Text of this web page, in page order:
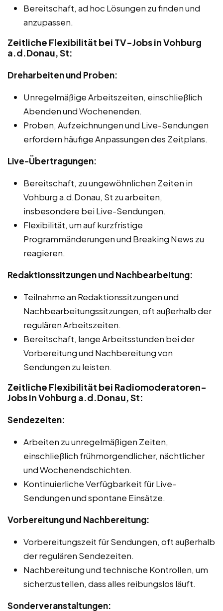
Bereitschaft, ad hoc Lösungen zu finden und
anzupassen.
Zeitliche Flexibilität bei TV-Jobs in Vohburg
a.d.Donau, St:
Dreharbeiten und Proben:
Unregelmäßige Arbeitszeiten, einschließlich
Abenden und Wochenenden.
Proben, Aufzeichnungen und Live-Sendungen
erfordern häufige Anpassungen des Zeitplans.
Live-Übertragungen:
Bereitschaft, zu ungewöhnlichen Zeiten in
Vohburg a.d.Donau, St zu arbeiten,
insbesondere bei Live-Sendungen.
Flexibilität, um auf kurzfristige
Programmänderungen und Breaking News zu
reagieren.
Redaktionssitzungen und Nachbearbeitung:
Teilnahme an Redaktionssitzungen und
Nachbearbeitungssitzungen, oft außerhalb der
regulären Arbeitszeiten.
Bereitschaft, lange Arbeitsstunden bei der
Vorbereitung und Nachbereitung von
Sendungen zu leisten.
Zeitliche Flexibilität bei Radiomoderatoren-
Jobs in Vohburg a.d.Donau, St:
Sendezeiten:
Arbeiten zu unregelmäßigen Zeiten,
einschließlich frühmorgendlicher, nächtlicher
und Wochenendschichten.
Kontinuierliche Verfügbarkeit für Live-
Sendungen und spontane Einsätze.
Vorbereitung und Nachbereitung:
Vorbereitungszeit für Sendungen, oft außerhalb
der regulären Sendezeiten.
Nachbereitung und technische Kontrollen, um
sicherzustellen, dass alles reibungslos läuft.
Sonderveranstaltungen: